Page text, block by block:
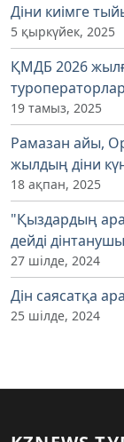
Діни киімге
5 қыркүйек, 2025
ҚМДБ 2026
19 тамыз, 2025
Рамазан айы,
жылдың діни
18 ақпан, 2025
"Қыздардың
дейді дінтанушы
27 шілде, 2024
Дін саясатқа
25 шілде, 2024